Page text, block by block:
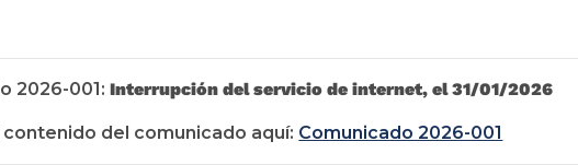
2026-001:Interrupción del servicio de internet, el 31/01/2026
contenido del comunicado aquí: Comunicado 2026-001